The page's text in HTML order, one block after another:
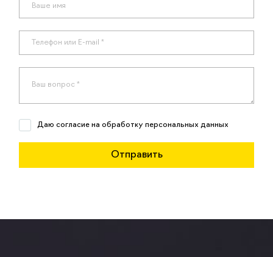
Даю согласие на обработку персональных данных